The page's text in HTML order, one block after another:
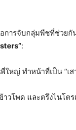
การจับกลุ่มพืชที่ช่วยกั
:
ใหญ่ ทำหน้าที่เป็น “เส
วโพด และตรึงไนโตร